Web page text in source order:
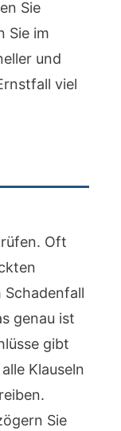
Sie
Sie im
und
viel
Oft
genau ist
gibt
Klauseln
Sie